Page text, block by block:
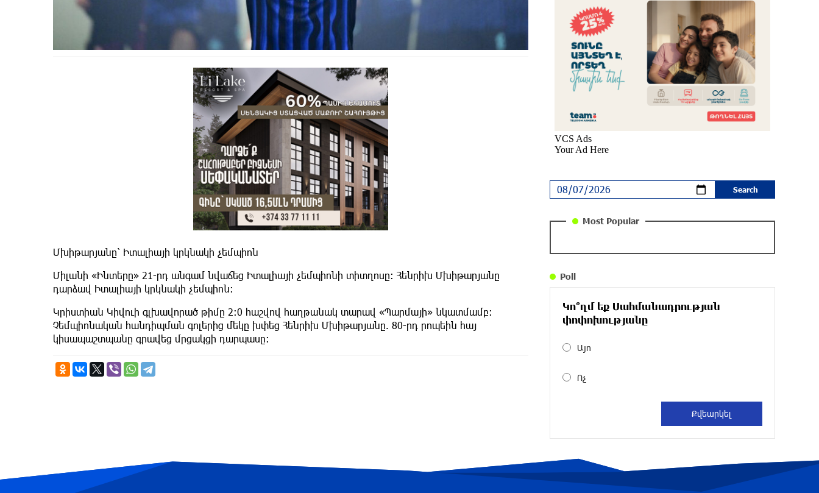
Մխիթարյանը՝ Իտալիայի կրկնակի չեմպիոն
Միլանի «Ինտերը» 21-րդ անգամ նվաճեց Իտալիայի չեմպիոնի տիտղոսը: Հենրիխ Մխիթարյանը
դարձավ Իտալիայի կրկնակի չեմպիոն։
Կրիստիան Կիվուի գլխավորած թիմը 2:0 հաշվով հաղթանակ տարավ «Պարմայի» նկատմամբ:
Չեմպիոնական հանդիպման գոլերից մեկը խփեց Հենրիխ Մխիթարյանը. 80-րդ րոպեին հայ
կիսապաշտպանը գրավեց մրցակցի դարպասը:
Educational Trip and First U.S. Concert of
the Music for Future Foundation’s Young
Musicians
10 months ago
Empowering the Next Generation of
Armenian Talents: “Music for Future”
DIALOG Organization - Partner of the
“Born in Artsakh” Program
“Past”: A Publicly Funded Concert for the
Privileged Few?
"Artsakh" Orchestra Concert
about a year ago
the Hayastan All-Armenian Fund
2 years ago
Most Popular
Poll
Կո՞ղմ եք Սահմանադրության
փոփոխությանը
Այո
Ոչ